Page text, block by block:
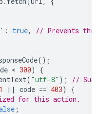
: true,
// Prevents
();
< 300)
{
( "utf-8" );
//
|| code == 403)
{
for this action.
;